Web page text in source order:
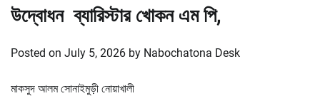
উদ্বোধন ব্যারিস্টার খোকন এম পি,
Posted on July 5, 2026 by Nabochatona Desk
মাকসুদ আলম সোনাইমুড়ী নোয়াখালী